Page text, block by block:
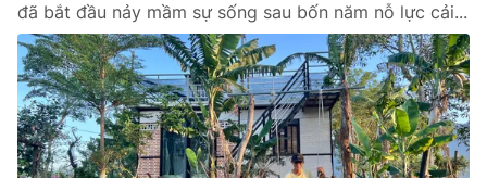
đã bắt đầu nảy mầm sự sống sau bốn năm nỗ lực cải...